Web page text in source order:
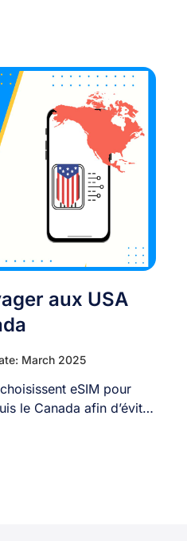
aux USA
March 2025
eSIM pour
le Canada afin d’éviter